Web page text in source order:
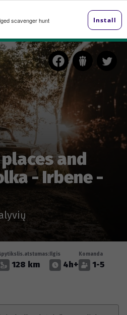
and
- Irbene -
128 km
Ilgis
4h+
Komanda
1-5